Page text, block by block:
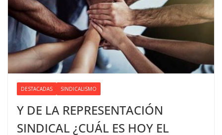
DESTACADAS SINDICALISMO
Y DE LA REPRESENTACIÓN
SINDICAL ¿CUÁL ES HOY EL